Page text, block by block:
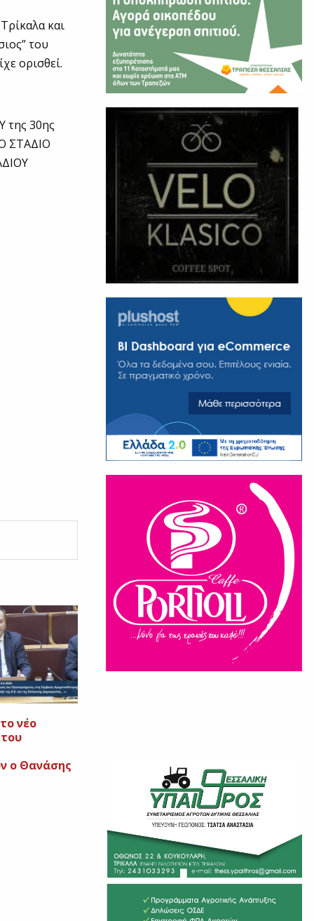
και
του
ορισθεί.
της 30ης
ΣΤΑΔΙΟ
νέο
ο Θανάσης